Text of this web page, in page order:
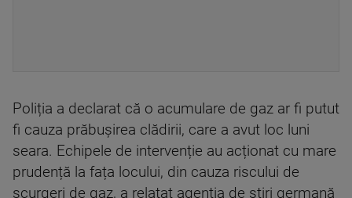
Poliția a declarat că o acumulare de gaz ar fi putut
fi cauza prăbușirea clădirii, care a avut loc luni
seara. Echipele de intervenție au acționat cu mare
prudență la fața locului, din cauza riscului de
scurgeri de gaz, a relatat agenția de știri germană